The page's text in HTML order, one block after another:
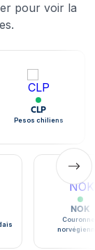
pour voir la
CLP
Pesos chiliens
NOK